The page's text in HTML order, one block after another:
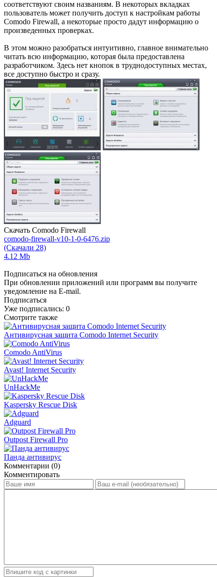
соответствуют своим названиям. В некоторых вкладках
пользователь может получить доступ к настройкам работы
Comodo Firewall, а некоторые просто дадут информацию о
произведенных проверках.
В этом можно разобраться интуитивно, главное внимательно
читать всю информацию, которая была предоставлена
разработчиком. Здесь нет кнопок в труднодоступных местах,
все доступно быстро и сразу.
Скачать Comodo Firewall
comodo-firewall-v10-1-0-6476.zip
(Скачали 28)
4.12 Mb
Подписаться на обновления
При обновлении приложений или программ вы получите
уведомление на E-mail.
Подписаться
Уже подписались: 0
Смотрите также
Антивирусная защита Comodo Internet Security
Comodo AntiVirus
Avast! Internet Security
UnHackMe
Kaspersky Rescue Disk
Adguard
Outpost Firewall Pro
Панда антивирус
Комментарии (0)
Комментировать